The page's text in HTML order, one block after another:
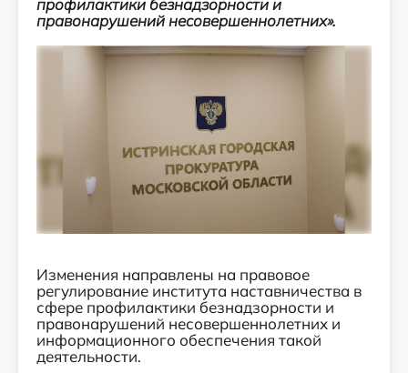
профилактики безнадзорности и
правонарушений несовершеннолетних».
Изменения направлены на правовое
регулирование института наставничества в
сфере профилактики безнадзорности и
правонарушений несовершеннолетних и
информационного обеспечения такой
деятельности.